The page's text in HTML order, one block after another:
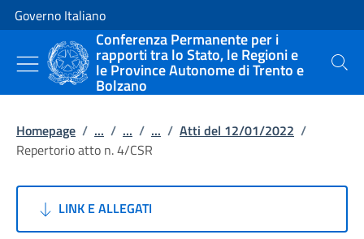
Vai al contenuto
Vai alla navigazione del sito
Governo Italiano
Conferenza Permanente per i
rapporti tra lo Stato, le Regioni e
le Province Autonome di Trento e
Bolzano
Cerca
Homepage / ... / ... / ... / Atti del 12/01/2022 /
Repertorio atto n. 4/CSR
LINK E ALLEGATI